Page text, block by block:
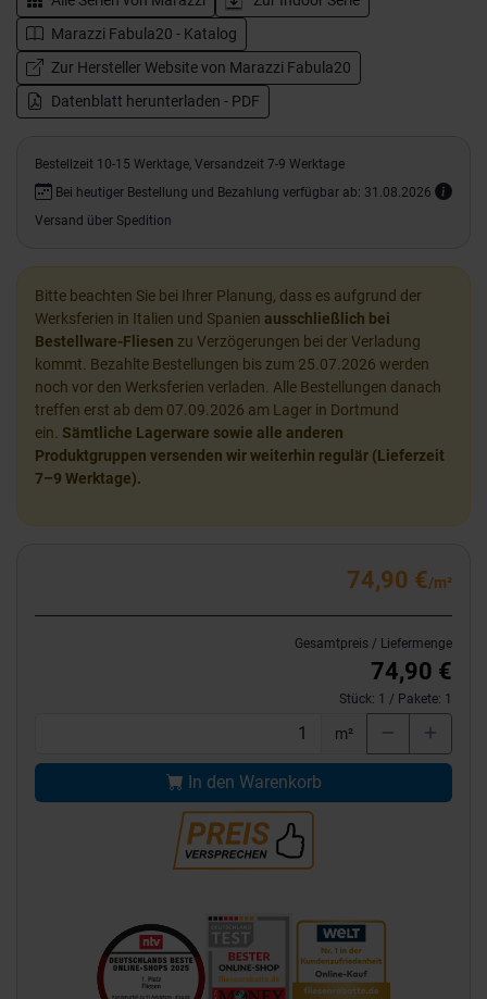
Marazzi Fabula20 - Katalog
Zur Hersteller Website von Marazzi Fabula20
Datenblatt herunterladen - PDF
Bestellzeit 10-15 Werktage, Versandzeit 7-9 Werktage
Bei heutiger Bestellung und Bezahlung verfügbar ab: 31.08.2026
Versand über Spedition
Bitte beachten Sie bei Ihrer Planung, dass es aufgrund der
Werksferien in Italien und Spanien ausschließlich bei
Bestellware-Fliesen zu Verzögerungen bei der Verladung
kommt. Bezahlte Bestellungen bis zum 25.07.2026 werden
noch vor den Werksferien verladen. Alle Bestellungen danach
treffen erst ab dem 07.09.2026 am Lager in Dortmund
ein. Sämtliche Lagerware sowie alle anderen
Produktgruppen versenden wir weiterhin regulär (Lieferzeit
7–9 Werktage).
74,90 €/m²
Gesamtpreis / Liefermenge
74,90 €
Stück: 1 / Pakete: 1
m²
In den Warenkorb